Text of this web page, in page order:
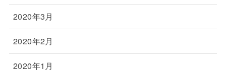
2020年3月
2020年2月
2020年1月